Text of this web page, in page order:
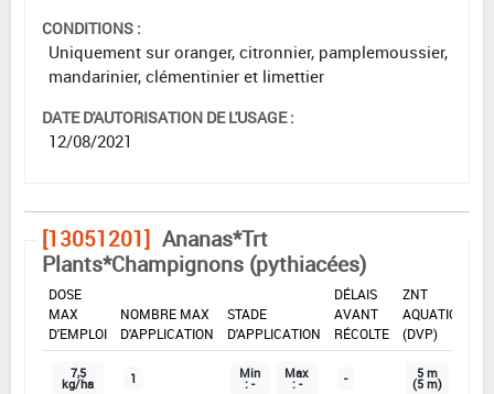
CONDITIONS :
Uniquement sur oranger, citronnier, pamplemoussier,
mandarinier, clémentinier et limettier
DATE D'AUTORISATION DE L'USAGE :
12/08/2021
[13051201] Ananas*Trt
Plants*Champignons (pythiacées)
DOSE
MAX
D'EMPLOI
NOMBRE MAX
D'APPLICATION
STADE
D'APPLICATION
DÉLAIS
AVANT
RÉCOLTE
ZNT
AQUATIQUE
(DVP)
7,5
kg/ha 1 Min
: -
Max
: - - 5 m
(5 m)